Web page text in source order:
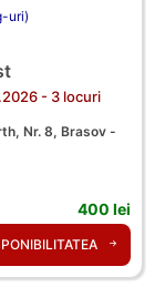
uri)
- 3 locuri
Nr. 8, Brasov -
400 lei